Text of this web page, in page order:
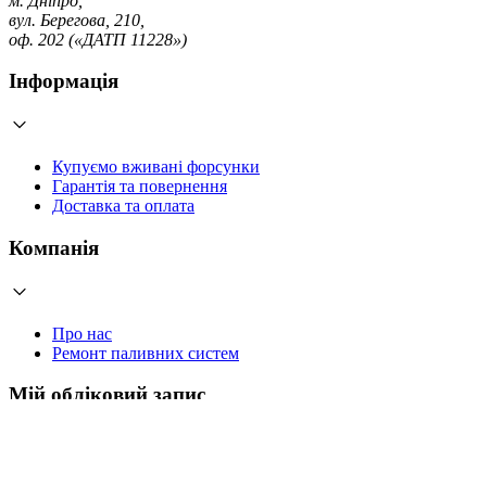
вул. Берегова, 210,
оф. 202 («ДАТП 11228»)
Інформація
Купуємо вживані форсунки
Гарантія та повернення
Доставка та оплата
Компанія
Про нас
Ремонт паливних систем
Мій обліковий запис